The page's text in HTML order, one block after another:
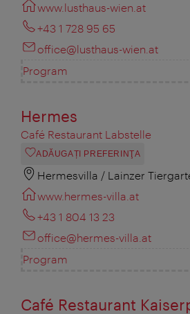
www.lusthaus-wien.at
+43 1 728 95 65
office@lusthaus-wien.at
Program
Hermes
Café Restaurant Labstelle
ADĂUGAȚI PREFERINŢA
Hermesvilla / Lainzer
www.hermes-villa.at
+43 1 804 13 23
office@hermes-villa.at
Program
Café Restaurant